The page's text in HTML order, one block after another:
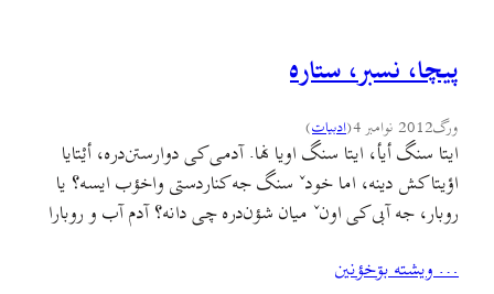
پیچا، نسبر، ستاره
ورگ2012 نوامبر 4 (ادبيات)
ایتا سنگ أیأ، ایتا سنگ اویا نها. آدمی کی دوارستن‌دره، أیْتایا
اؤیتا کش دینه، اما خودˇ سنگ جه کناردستی واخؤب ایسه؟ یا
روبار، جه آبی کی اونˇ میان شؤن‌دره چی دانه؟ آدم آب و روبارا
روبارˇ ره گوفتن‌دره. آخ أ فوکولاسته دیهاتˇ سرˇ…
… ويشته بۊخؤنين